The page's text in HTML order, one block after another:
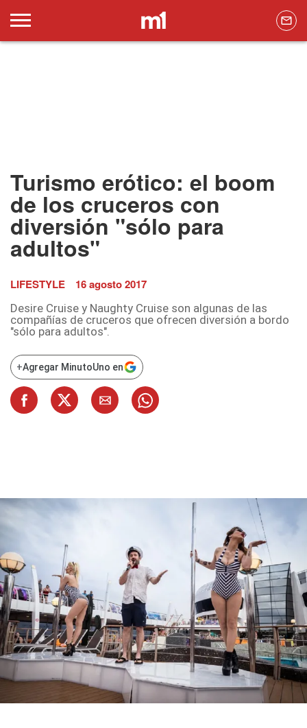
Turismo erótico: el boom
de los cruceros con
diversión "sólo para
adultos"
LIFESTYLE 16 agosto 2017
Desire Cruise y Naughty Cruise son algunas de las
compañías de cruceros que ofrecen diversión a bordo
"sólo para adultos".
+Agregar MinutoUno en